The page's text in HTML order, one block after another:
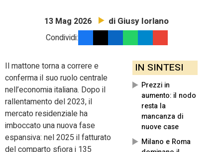
13 Mag 2026 di Giusy Iorlano
Condividi:
IN SINTESI
Prezzi in
aumento: il nodo
resta la
mancanza di
nuove case
Milano e Roma
Il mattone torna a correre e
conferma il suo ruolo centrale
nell’economia italiana. Dopo il
rallentamento del 2023, il
mercato residenziale ha
imboccato una nuova fase
espansiva: nel 2025 il fatturato